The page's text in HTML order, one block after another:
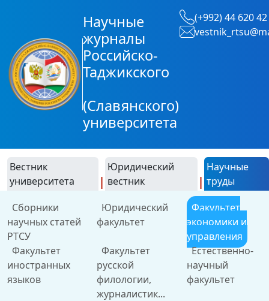
Научные
журналы
Российско-
Таджикского
(Славянского)
университета
(+992) 44 620
Вестник
университета
|
Юридический
вестник
|
Научные
труды
Сборники
научных статей
РТСУ
Юридический
факультет
Факультет
экономики и
управления
Факультет
иностранных
языков
Факультет
русской
филологии,
журналистик...
Естественно-
научный
факультет